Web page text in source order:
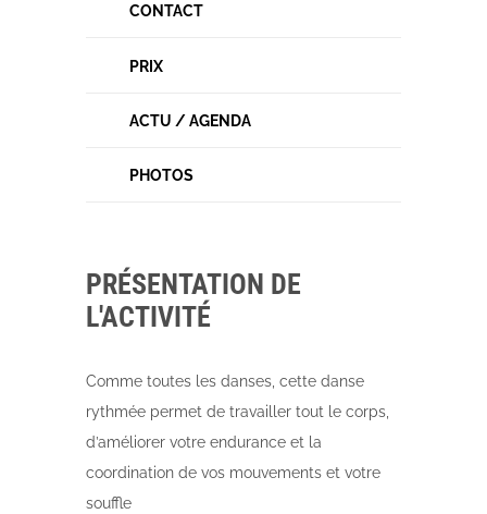
CONTACT
PRIX
ACTU / AGENDA
PHOTOS
PRÉSENTATION DE
L'ACTIVITÉ
Comme toutes les danses, cette danse
rythmée permet de travailler tout le corps,
d’améliorer votre endurance et la
coordination de vos mouvements et votre
souffle